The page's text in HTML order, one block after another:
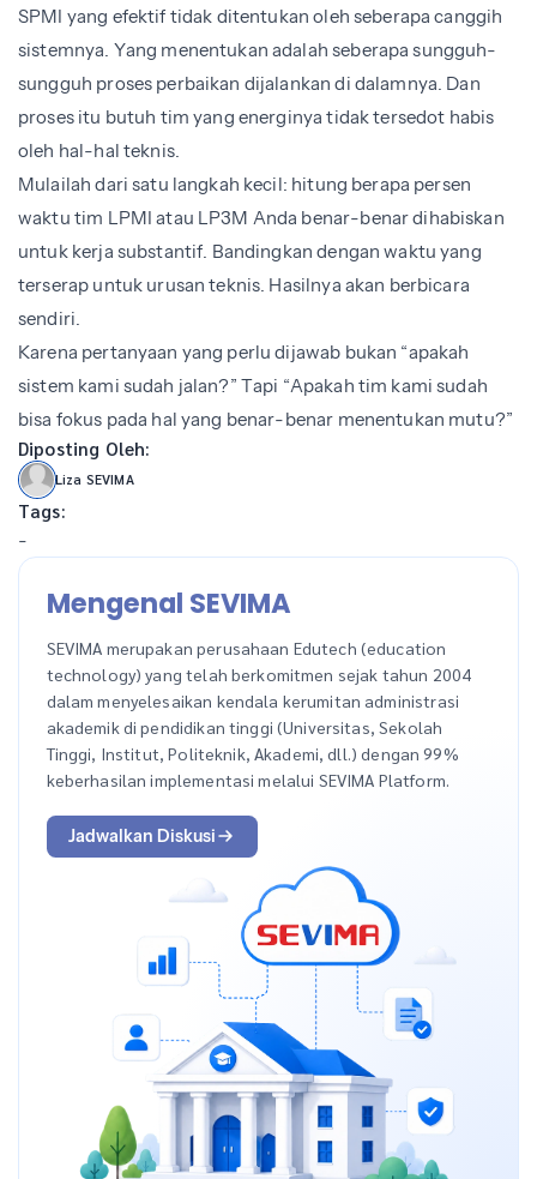
SPMI yang efektif tidak ditentukan oleh seberapa canggih
sistemnya. Yang menentukan adalah seberapa sungguh-
sungguh proses perbaikan dijalankan di dalamnya. Dan
proses itu butuh tim yang energinya tidak tersedot habis
oleh hal-hal teknis.
Mulailah dari satu langkah kecil: hitung berapa persen
waktu tim LPMI atau LP3M Anda benar-benar dihabiskan
untuk kerja substantif. Bandingkan dengan waktu yang
terserap untuk urusan teknis. Hasilnya akan berbicara
sendiri.
Karena pertanyaan yang perlu dijawab bukan “apakah
sistem kami sudah jalan?” Tapi “Apakah tim kami sudah
bisa fokus pada hal yang benar-benar menentukan mutu?”
Diposting Oleh:
Liza SEVIMA
Tags:
-
Mengenal SEVIMA
SEVIMA merupakan perusahaan Edutech (education
technology) yang telah berkomitmen sejak tahun 2004
dalam menyelesaikan kendala kerumitan administrasi
akademik di pendidikan tinggi (Universitas, Sekolah
Tinggi, Institut, Politeknik, Akademi, dll.) dengan 99%
keberhasilan implementasi melalui SEVIMA Platform.
Jadwalkan Diskusi